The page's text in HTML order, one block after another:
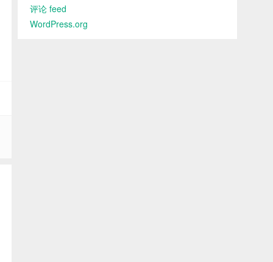
评论 feed
WordPress.org